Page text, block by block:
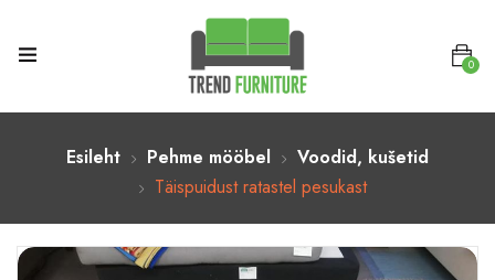
0
Esileht Pehme mööbel
Voodid, kušetid
Täispuidust ratastel pesukast